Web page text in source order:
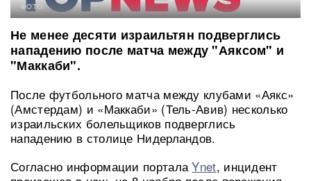
ФОТО:
Не менее десяти израильтян подверглись
нападению после матча между "Аяксом" и
"Маккаби".
После футбольного матча между клубами «Аякс»
(Амстердам) и «Маккаби» (Тель-Авив) несколько
израильских болельщиков подверглись
нападению в столице Нидерландов.
Согласно информации порталаYnet, инцидент